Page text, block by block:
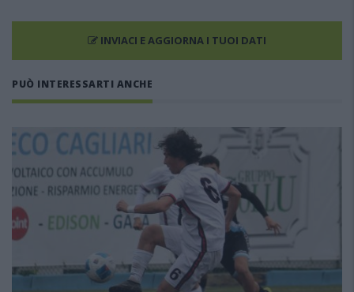
INVIACI E AGGIORNA I TUOI DATI
PUÒ INTERESSARTI ANCHE